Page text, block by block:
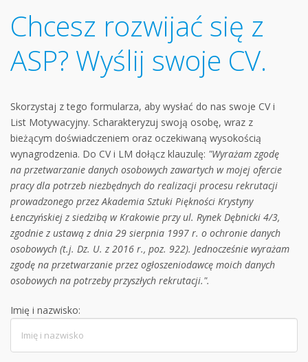
Chcesz rozwijać się z
ASP? Wyślij swoje CV.
Skorzystaj z tego formularza, aby wysłać do nas swoje CV i
List Motywacyjny. Scharakteryzuj swoją osobę, wraz z
bieżącym doświadczeniem oraz oczekiwaną wysokością
wynagrodzenia. Do CV i LM dołącz klauzulę: "Wyrażam zgodę
na przetwarzanie danych osobowych zawartych w mojej ofercie
pracy dla potrzeb niezbędnych do realizacji procesu rekrutacji
prowadzonego przez Akademia Sztuki Piękności Krystyny
Łenczyńskiej z siedzibą w Krakowie przy ul. Rynek Dębnicki 4/3,
zgodnie z ustawą z dnia 29 sierpnia 1997 r. o ochronie danych
osobowych (t.j. Dz. U. z 2016 r., poz. 922). Jednocześnie wyrażam
zgodę na przetwarzanie przez ogłoszeniodawcę moich danych
osobowych na potrzeby przyszłych rekrutacji.".
Imię i nazwisko: